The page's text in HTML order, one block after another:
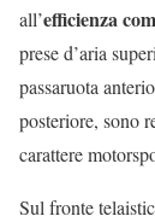
all’efficienza
prese d’aria
passaruota
posteriore, sono
carattere
Sul fronte